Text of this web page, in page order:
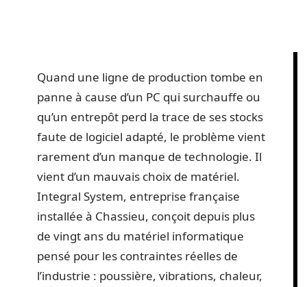
Quand une ligne de production tombe en
panne à cause d’un PC qui surchauffe ou
qu’un entrepôt perd la trace de ses stocks
faute de logiciel adapté, le problème vient
rarement d’un manque de technologie. Il
vient d’un mauvais choix de matériel.
Integral System, entreprise française
installée à Chassieu, conçoit depuis plus
de vingt ans du matériel informatique
pensé pour les contraintes réelles de
l’industrie : poussière, vibrations, chaleur,